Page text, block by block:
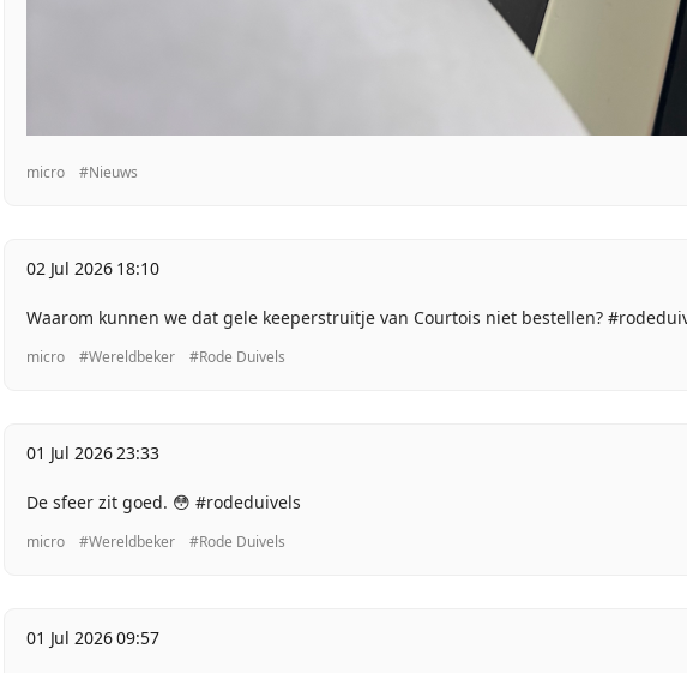
micro #Nieuws
02 Jul 2026 18:10
Waarom kunnen we dat gele keeperstruitje van Courtois niet bestellen?
micro #Wereldbeker #Rode Duivels
01 Jul 2026 23:33
De sfeer zit goed. 😳 #rodeduivels
micro #Wereldbeker #Rode Duivels
01 Jul 2026 09:57